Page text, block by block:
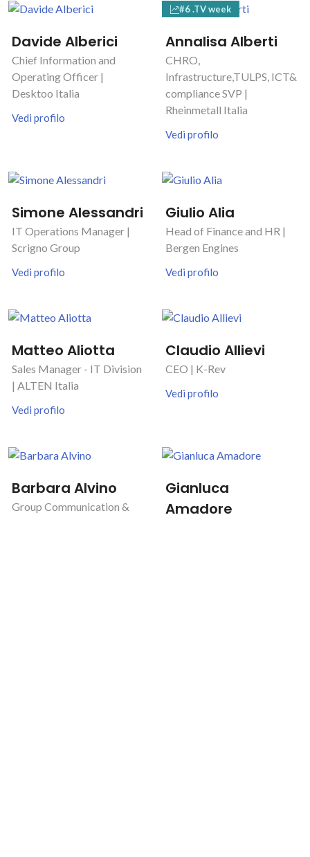
Davide Alberici
Chief Information and
Operating Officer |
Desktoo Italia
Vedi profilo
#6 .TV week
Annalisa Alberti
CHRO,
Infrastructure,TULPS, ICT&
compliance SVP |
Rheinmetall Italia
Vedi profilo
Simone Alessandri
IT Operations Manager |
Scrigno Group
Vedi profilo
Giulio Alia
Head of Finance and HR |
Bergen Engines
Vedi profilo
Matteo Aliotta
Sales Manager - IT Division
| ALTEN Italia
Vedi profilo
Claudio Allievi
CEO | K-Rev
Vedi profilo
Barbara Alvino
Group Communication &
Gianluca
Amadore